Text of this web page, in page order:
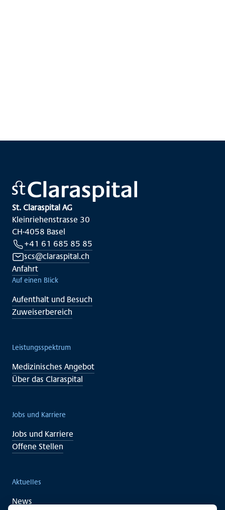
St. Claraspital AG
Kleinriehenstrasse 30
CH-4058 Basel
+41 61 685 85 85
scs@claraspital.ch
Anfahrt
Auf einen Blick
Aufenthalt und Besuch
Zuweiserbereich
Leistungsspektrum
Medizinisches Angebot
Über das Claraspital
Jobs und Karriere
Jobs und Karriere
Offene Stellen
Aktuelles
News